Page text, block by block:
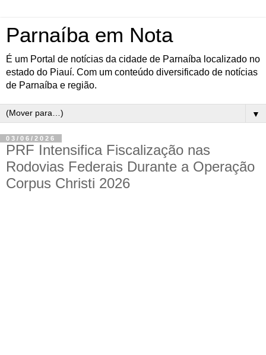
Parnaíba em Nota
É um Portal de notícias da cidade de Parnaíba localizado no
estado do Piauí. Com um conteúdo diversificado de notícias
de Parnaíba e região.
▼
03/06/2026
PRF Intensifica Fiscalização nas
Rodovias Federais Durante a Operação
Corpus Christi 2026